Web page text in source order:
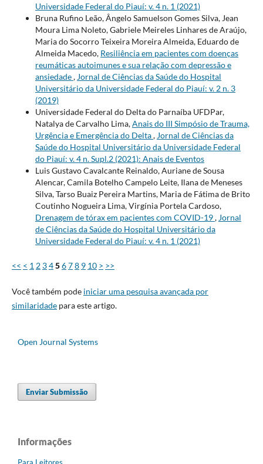
Universidade Federal do Piauí: v. 4 n. 1 (2021)
Bruna Rufino Leão, Ângelo Samuelson Gomes Silva, Jean
Moura Lima Noleto, Gabriele Meireles Linhares de Araújo,
Maria do Socorro Teixeira Moreira Almeida, Eduardo de
Almeida Macedo, Resiliência em pacientes com doenças
reumáticas autoimunes e sua relação com depressão e
ansiedade, Jornal de Ciências da Saúde do Hospital
Universitário da Universidade Federal do Piauí: v. 2 n. 3
(2019)
Universidade Federal do Delta do Parnaíba UFDPar,
Natalya de Carvalho Lima,Anais do III Simpósio de Trauma,
Urgência e Emergência do Delta, Jornal de Ciências da
Saúde do Hospital Universitário da Universidade Federal
do Piauí: v. 4 n. Supl.2 (2021): Anais de Eventos
Luis Gustavo Cavalcante Reinaldo, Auriane de Sousa
Alencar, Camila Botelho Campelo Leite, Ilana de Meneses
Silva, Tarso Buaiz Pereira Martins, Maria de Fátima de Brito
Coutinho Nogueira Lima, Virgínia Portela Cardoso,
Drenagem de tórax em pacientes com COVID-19, Jornal
de Ciências da Saúde do Hospital Universitário da
Universidade Federal do Piauí: v. 4 n. 1 (2021)
<< < 1 2 345678 9 10 > >>
Você também pode iniciar uma pesquisa avançada por
similaridadepara este artigo.
Open Journal Systems
Enviar Submissão
Informações